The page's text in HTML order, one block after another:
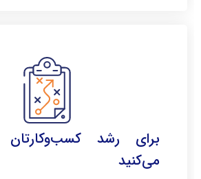
برای رشد کسب‌وکارتان
می‌کنید